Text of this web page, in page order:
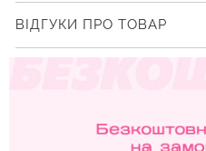
ВІДГУКИ ПРО ТОВАР